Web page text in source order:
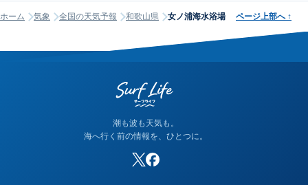
ホーム 気象 全国の天気予報 和歌山県 女ノ浦海水浴場 ページ上部へ ↑
潮も波も天気も。
海へ行く前の情報を、ひとつに。